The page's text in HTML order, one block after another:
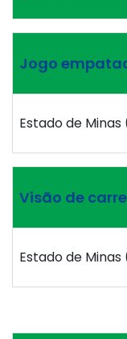
Jogo
Estado de
Visão de
Estado de